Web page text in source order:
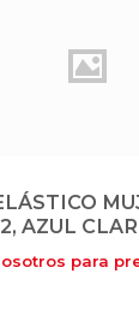
AZUL
para